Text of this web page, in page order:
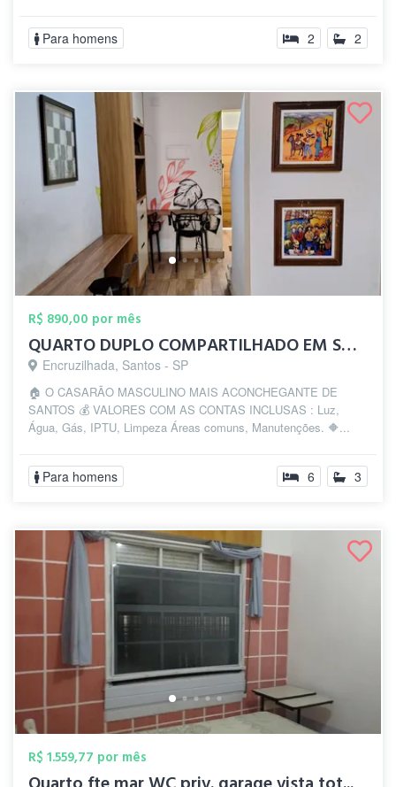
Para homens 2 2
R$ 890,00 por mês
QUARTO DUPLO COMPARTILHADO EM SANTOS
Encruzilhada, Santos - SP
🏠 O CASARÃO MASCULINO MAIS ACONCHEGANTE DE
SANTOS 💰 VALORES COM AS CONTAS INCLUSAS : Luz,
Água, Gás, IPTU, Limpeza Áreas comuns, Manutenções. 🔶️...
Para homens 6 3
R$ 1.559,77 por mês